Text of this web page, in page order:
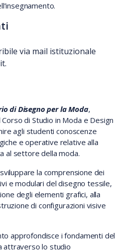
via mail istituzionale
di Disegno per la Moda,
di Studio in Moda e Design
agli studenti conoscenze
e operative relative alla
al settore della moda.
la comprensione dei
e modulari del disegno tessile,
degli elementi grafici, alla
di configurazioni visive
approfondisce i fondamenti del
attraverso lo studio